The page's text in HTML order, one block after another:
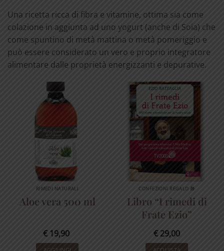
Una ricetta ricca di fibra e vitamine, ottima sia come
colazione in aggiunta ad uno yogurt (anche di Soia) che
come spuntino di metà mattina o metà pomeriggio e
può essere considerato un vero e proprio integratore
alimentare dalle proprietà energizzanti e depurative.
RIMEDI NATURALI
Aloe vera 500 ml
€19,90
CONFEZIONI REGALO 🎁
Libro “I rimedi di
Frate Ezio”
€29,00